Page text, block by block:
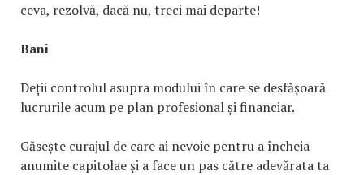
ceva, rezolvă, dacă nu, treci mai departe!
Bani
Deții controlul asupra modului în care se desfășoară
lucrurile acum pe plan profesional și financiar.
Găsește curajul de care ai nevoie pentru a încheia
anumite capitolae și a face un pas către adevărata ta